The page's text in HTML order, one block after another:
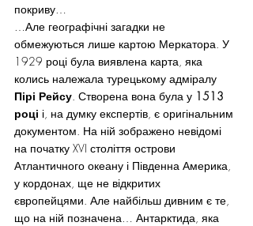
покриву…
…Але географічні загадки не
обмежуються лише картою Меркатора. У
1929 році була виявлена карта, яка
колись належала турецькому адміралу
Пірі Рейсу . Створена вона була у 1513
році і, на думку експертів, є оригінальним
документом. На ній зображено невідомі
на початку XVI століття острови
Атлантичного океану і Південна Америка,
у кордонах, ще не відкритих
європейцями. Але найбільш дивним є те,
що на ній позначена… Антарктида, яка